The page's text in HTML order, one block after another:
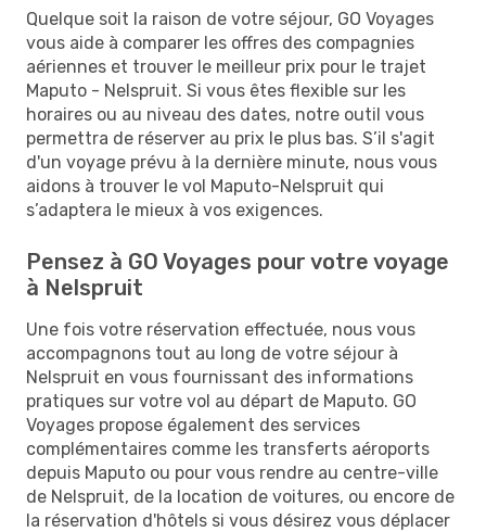
Quelque soit la raison de votre séjour, GO Voyages
vous aide à comparer les offres des compagnies
aériennes et trouver le meilleur prix pour le trajet
Maputo - Nelspruit. Si vous êtes flexible sur les
horaires ou au niveau des dates, notre outil vous
permettra de réserver au prix le plus bas. S’il s'agit
d'un voyage prévu à la dernière minute, nous vous
aidons à trouver le vol Maputo-Nelspruit qui
s’adaptera le mieux à vos exigences.
Pensez à GO Voyages pour votre voyage
à Nelspruit
Une fois votre réservation effectuée, nous vous
accompagnons tout au long de votre séjour à
Nelspruit en vous fournissant des informations
pratiques sur votre vol au départ de Maputo. GO
Voyages propose également des services
complémentaires comme les transferts aéroports
depuis Maputo ou pour vous rendre au centre-ville
de Nelspruit, de la location de voitures, ou encore de
la réservation d'hôtels si vous désirez vous déplacer